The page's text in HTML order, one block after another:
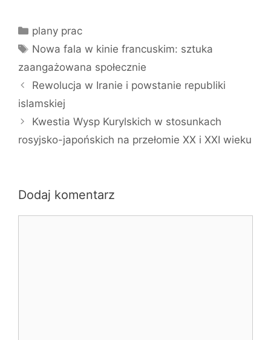
Kategorie
plany prac
Tagi
Nowa fala w kinie francuskim: sztuka
zaangażowana społecznie
Rewolucja w Iranie i powstanie republiki
islamskiej
Kwestia Wysp Kurylskich w stosunkach
rosyjsko-japońskich na przełomie XX i XXI wieku
Dodaj komentarz